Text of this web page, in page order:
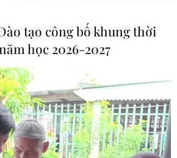
tạo công bố khung thời
học 2026-2027